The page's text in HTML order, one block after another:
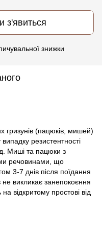
з'явиться
знижки
гризунів (пацюків, мишей)
резистентності
Миші та пацюки з
речовинами, що
3-7 днів після поїдання
викликає занепокоєння
відкритому простові від